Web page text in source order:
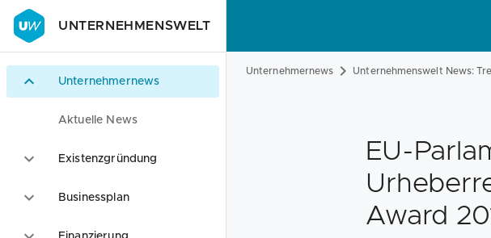
UNTERNEHMENSWELT
Unternehmernews
Aktuelle News
Existenzgründung
Businessplan
Unternehmernews Unternehmenswelt News:
EU-
Award